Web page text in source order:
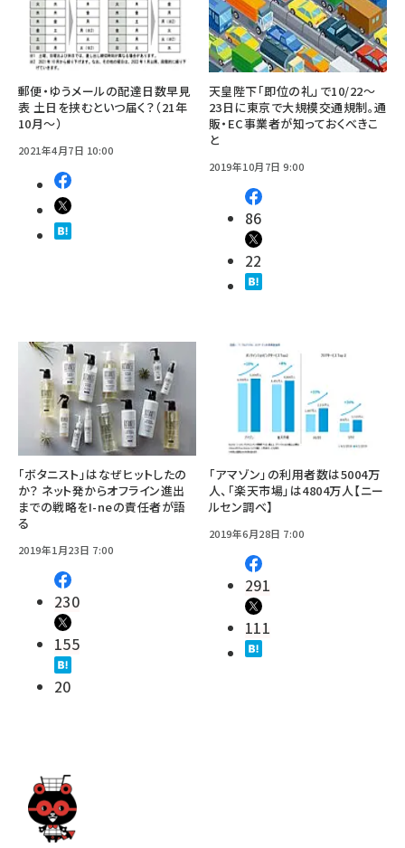
郵便・ゆうメールの配達日数早見
表 土日を挟むといつ届く？（21年
10月～）
2021年4月7日 10:00
天皇陛下「即位の礼」で10/22～
23日に東京で大規模交通規制。通
販・EC事業者が知っておくべきこ
と
2019年10月7日 9:00
86
22
「ボタニスト」はなぜヒットしたの
か？ ネット発からオフライン進出
までの戦略をI-neの責任者が語
る
2019年1月23日 7:00
230
155
20
「アマゾン」の利用者数は5004万
人、「楽天市場」は4804万人【ニー
ルセン調べ】
2019年6月28日 7:00
291
111